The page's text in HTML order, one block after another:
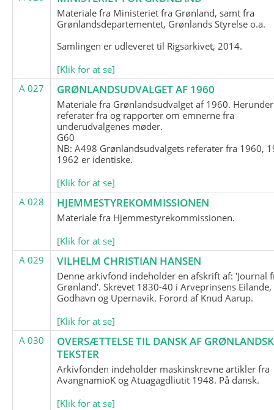
Materiale fra Ministeriet fra Grønland, samt fra
Grønlandsdepartementet, Grønlands Styrelse o.a.
Samlingen er udleveret til Rigsarkivet, 2014.
[Klik for at se]
A 027
GRØNLANDSUDVALGET AF 1960
Materiale fra Grønlandsudvalget af 1960. Herunder
referater fra og rapporter om emnerne fra
underudvalgenes møder.
G60
NB: A498 Grønlandsudvalgets referater fra 1960,
1962 er identiske.
[Klik for at se]
A 028
HJEMMESTYREKOMMISSIONEN
Materiale fra Hjemmestyrekommissionen.
[Klik for at se]
A 029
VILHELM CHRISTIAN HANSEN
Denne arkivfond indeholder en afskrift af: 'Journal
Grønland'. Skrevet 1830-40 i Arveprinsens Eilande,
Godhavn og Upernavik. Forord af Knud Aarup.
[Klik for at se]
A 030
OVERSÆTTELSE TIL DANSK AF
TEKSTER
Arkivfonden indeholder maskinskrevne artikler fra
AvangnamioK og Atuagagdliutit 1948. På dansk.
[Klik for at se]